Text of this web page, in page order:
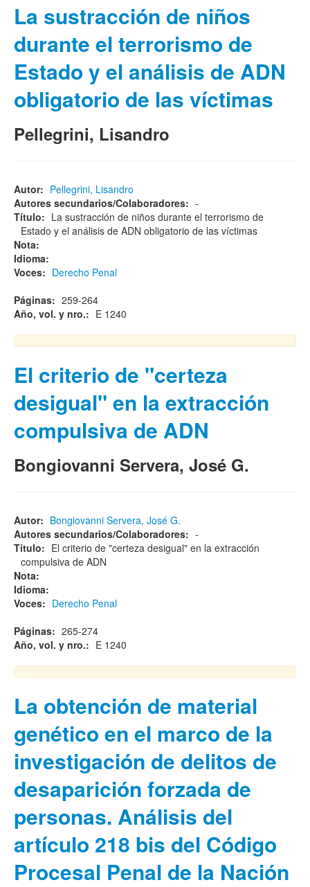
La sustracción de niños
durante el terrorismo de
Estado y el análisis de ADN
obligatorio de las víctimas
Pellegrini, Lisandro
Autor: Pellegrini, Lisandro
Autores secundarios/Colaboradores: -
Título: La sustracción de niños durante el terrorismo de
Estado y el análisis de ADN obligatorio de las víctimas
Nota:
Idioma:
Voces: Derecho Penal
Páginas: 259-264
Año, vol. y nro.: E 1240
El criterio de "certeza
desigual" en la extracción
compulsiva de ADN
Bongiovanni Servera, José G.
Autor: Bongiovanni Servera, José G.
Autores secundarios/Colaboradores: -
Título: El criterio de "certeza desigual" en la extracción
compulsiva de ADN
Nota:
Idioma:
Voces: Derecho Penal
Páginas: 265-274
Año, vol. y nro.: E 1240
La obtención de material
genético en el marco de la
investigación de delitos de
desaparición forzada de
personas. Análisis del
artículo 218 bis del Código
Procesal Penal de la Nación